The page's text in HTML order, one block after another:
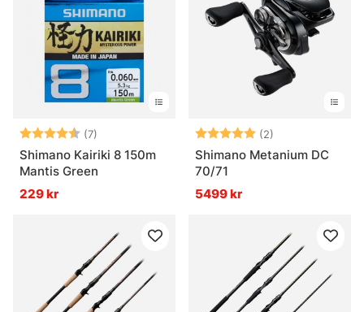
Betyg: (7)
4.6 utav 5 stjärnor
Shimano Kairiki 8 150m
Mantis Green
229 kr
Betyg: (2)
Shimano Metanium DC
70/71
5499 kr